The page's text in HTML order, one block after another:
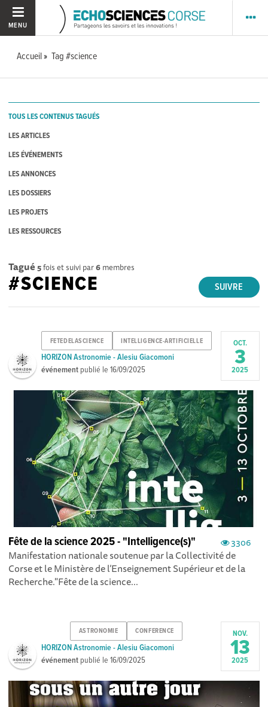
MENU
Accueil Tag #science
TOUS LES CONTENUS TAGUÉS
LES ARTICLES
LES ÉVÉNEMENTS
LES ANNONCES
LES DOSSIERS
LES PROJETS
LES RESSOURCES
Tagué 5fois et suivi par6 membres
SUIVRE
#SCIENCE
FETEDELASCIENCE INTELLIGENCE-ARTIFICIELLE
HORIZON Astronomie - Alesiu Giacomoni
événement publié le16/09/2025
OCT.
3
2025
3306
Fête de la science 2025 - "Intelligence(s)"
Manifestation nationale soutenue par la Collectivité de
Corse et le Ministère de l’Enseignement Supérieur et de la
Recherche."Fête de la science...
ASTRONOMIE CONFERENCE
HORIZON Astronomie - Alesiu Giacomoni
événement publié le16/09/2025
NOV.
13
2025